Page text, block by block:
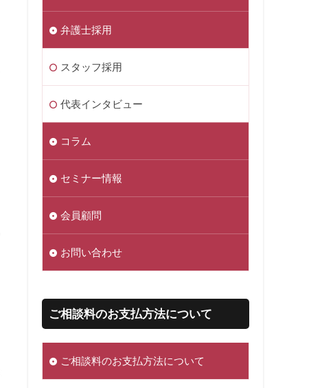
弁護士採用
スタッフ採用
代表インタビュー
コラム
セミナー情報
会員顧問
お問い合わせ
ご相談料のお支払方法について
ご相談料のお支払方法について